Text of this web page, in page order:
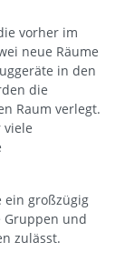
vorher im
neue Räume
in den
die
Raum verlegt.
viele
ein großzügig
Gruppen und
zulässt.